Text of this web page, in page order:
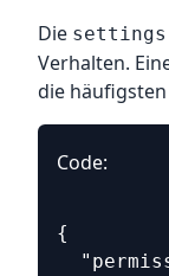
Die
Verhalten.
die
Code:
{